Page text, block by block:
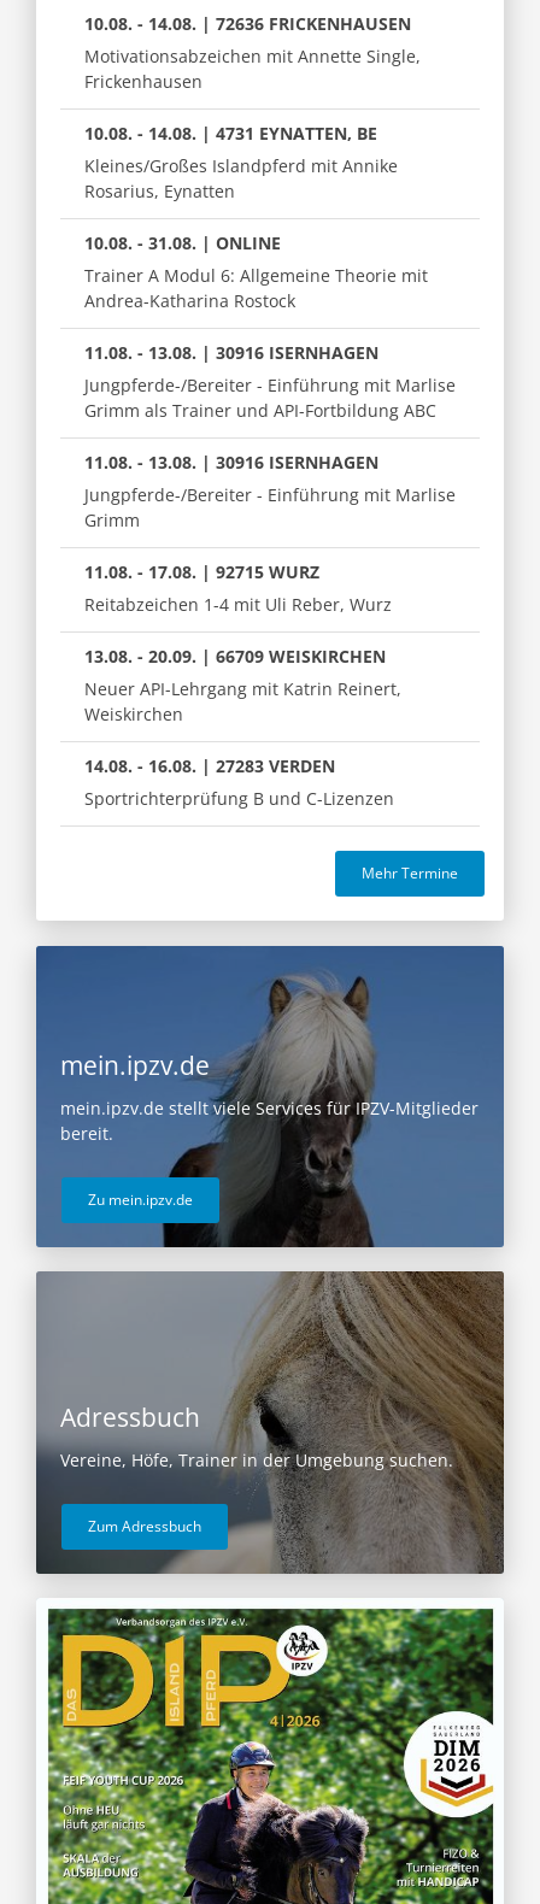
10.08. - 14.08. | 72636 FRICKENHAUSEN
Motivationsabzeichen mit Annette Single,
Frickenhausen
10.08. - 14.08. | 4731 EYNATTEN, BE
Kleines/Großes Islandpferd mit Annike
Rosarius, Eynatten
10.08. - 31.08. | ONLINE
Trainer A Modul 6: Allgemeine Theorie mit
Andrea-Katharina Rostock
11.08. - 13.08. | 30916 ISERNHAGEN
Jungpferde-/Bereiter - Einführung mit Marlise
Grimm als Trainer und API-Fortbildung ABC
11.08. - 13.08. | 30916 ISERNHAGEN
Jungpferde-/Bereiter - Einführung mit Marlise
Grimm
11.08. - 17.08. | 92715 WURZ
Reitabzeichen 1-4 mit Uli Reber, Wurz
13.08. - 20.09. | 66709 WEISKIRCHEN
Neuer API-Lehrgang mit Katrin Reinert,
Weiskirchen
14.08. - 16.08. | 27283 VERDEN
Sportrichterprüfung B und C-Lizenzen
Mehr Termine
mein.ipzv.de
mein.ipzv.de stellt viele Services für IPZV-Mitglieder
bereit.
Zu mein.ipzv.de
Adressbuch
Vereine, Höfe, Trainer in der Umgebung suchen.
Zum Adressbuch